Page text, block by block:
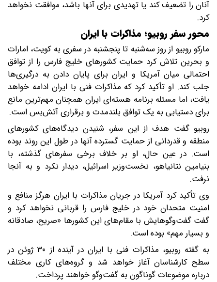
آنان را تضعیف کند یا تهدیدی برای آنها باشد، موافقت نخواهد
کرد.
محور سفر روبیو؛ مذاکرات با ایران
مارکو روبیو از روز سه‌شنبه تا پنجشنبه در سفری به کویت، امارات
و بحرین تلاش کرد حمایت کشورهای خلیج فارس را از توافق
احتمالی میان آمریکا و ایران برای پایان دادن به درگیری‌ها
جلب کند. او تأکید کرد که مذاکرات فنی با ایران ادامه خواهد
یافت، اما مسئله برنامه هسته‌ای ایران همچنان مهم‌ترین مانع
برای دستیابی به یک توافق بلندمدت و برقراری آتش‌بس است.
روبیو گفت هدف از این سفر، شنیدن دیدگاه‌های کشورهای
منطقه و قدردانی از حمایت گسترده آنها در طول این روند بوده
است. در عین حال، او بر خلاف برخی سفرهای گذشته، با
بنیامین نتانیاهو، نخست‌وزیر اسرائیل، دیدار نکرد و به آنجا
نرفت.
وی تأکید کرد آمریکا در جریان مذاکرات با ایران هرگز منافع و
امنیت متحدان خود در خلیج فارس را قربانی نخواهد کرد و
گفت گفت‌وگوهایش با مقام‌های این کشورها «صریح، صادقانه
و بسیار مهم» بوده است.
به گفته روبیو، مذاکرات فنی با ایران در آینده از ۳۰ ژوئن در
سطح کارشناسان آغاز خواهد شد و گروه‌های کاری مختلف
درباره موضوعات گوناگون به گفت‌وگو خواهند پرداخت.